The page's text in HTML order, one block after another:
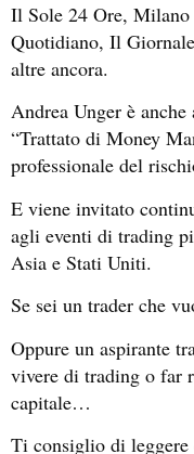
Il Sole 24 Ore,
Quotidiano, Il
altre ancora.
Andrea Unger è
“Trattato di Money
professionale del
E viene invitato
agli eventi di trading
Asia e Stati Uniti.
Se sei un trader che
Oppure un aspirante
vivere di trading o far
capitale…
Ti consiglio di leggere